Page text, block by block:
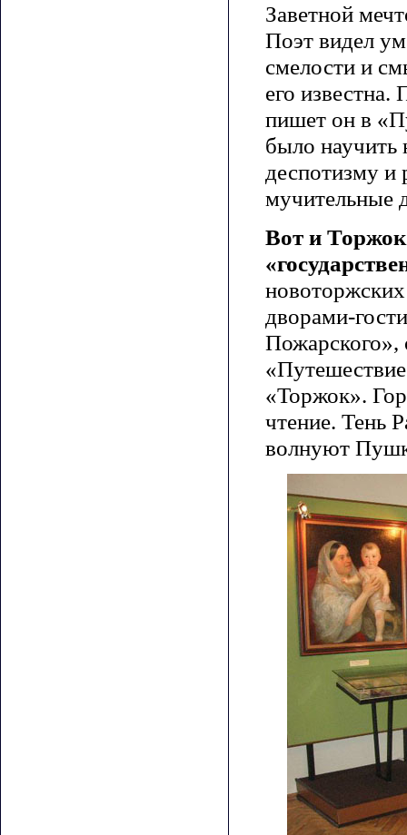
Заветной
Поэт видел ум
смелости и
его
пишет он в
было научить
деспотизму и
мучительные
Вот и
дворами-
Пожарского»,
«Торжок».
чтение. Тень
волнуют